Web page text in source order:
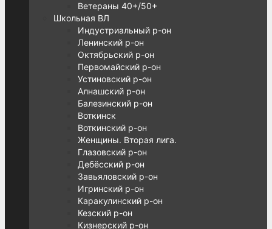
Ветераны 40+/50+
Школьная ВЛ
Индустриальный р-он
Ленинский р-он
Октябрьский р-он
Первомайский р-он
Устиновский р-он
Алнашский р-он
Балезинский р-он
Воткинск
Воткинский р-он
Женщины. Вторая лига.
Глазовский р-он
Дебёсский р-он
Завьяловский р-он
Игринский р-он
Каракулинский р-он
Кезский р-он
Кизнерский р-он